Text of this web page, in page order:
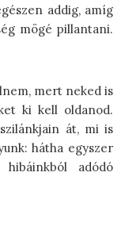
addig, amíg
mögé pillantani.
mert neked is
ki kell oldanod.
át, mi is
hátha egyszer
adódó